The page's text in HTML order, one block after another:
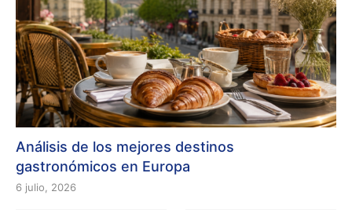
Análisis de los mejores destinos
gastronómicos en Europa
6 julio, 2026